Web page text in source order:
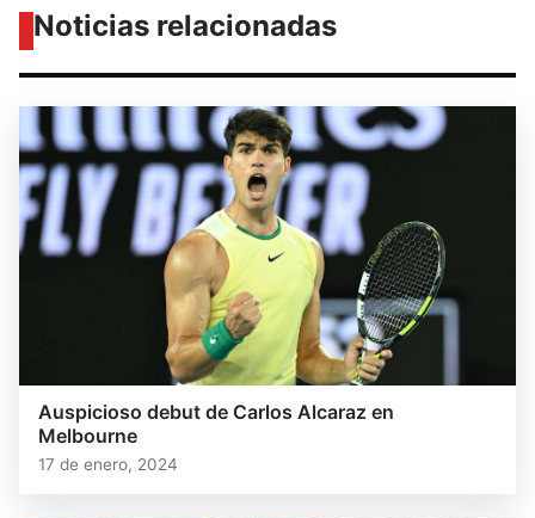
Noticias relacionadas
Auspicioso debut de Carlos Alcaraz en
Melbourne
17 de enero, 2024